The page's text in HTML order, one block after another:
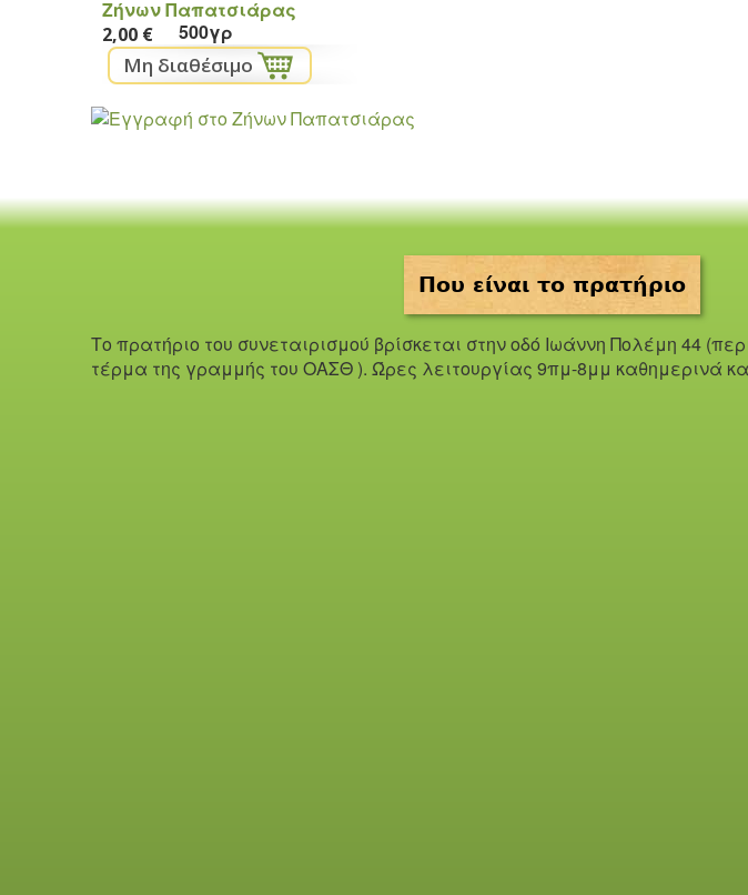
Ζήνων Παπατσιάρας
2,00 € 500γρ
Που είναι το πρατήριο
Το πρατήριο του συνεταιρισμού βρίσκεται στην οδό Iωάννη Πολέμη 44
τέρμα της γραμμής του ΟΑΣΘ ). Ώρες λειτουργίας 9πμ-8μμ καθημερινά